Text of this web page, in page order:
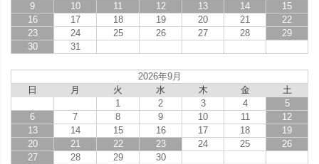
9
10 11 12 13 14
15
16
17 18 19 20 21
22
23
24 25 26 27 28
29
30
31
2026年9月
日
月 火 水 木 金
土
1
2 3 4
5
6
7 8 9 10 11
12
13
14 15 16 17 18
19
20
21 22 23 24 25
26
27
28 29 30